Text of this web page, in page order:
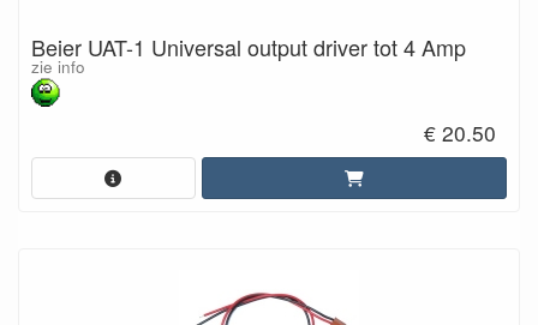
Beier UAT-1 Universal output driver tot 4 Amp
zie info
€ 20.50